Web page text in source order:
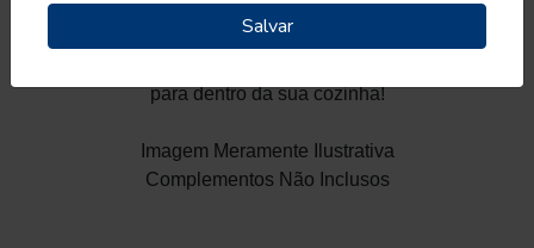
segurança durante o manuseio. É uma frigideira
durável e que pode ir à máquina de lavar louças,
para dentro da sua cozinha!
Imagem Meramente Ilustrativa
Complementos Não Inclusos
Salvar